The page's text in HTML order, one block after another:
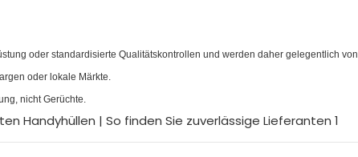
oder standardisierte Qualitätskontrollen und werden daher gelegentlich von
oder lokale Märkte.
nicht Gerüchte.